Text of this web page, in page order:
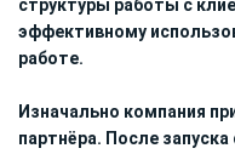
структуры работы с
эффективному
работе.
Изначально компания
партнёра. После